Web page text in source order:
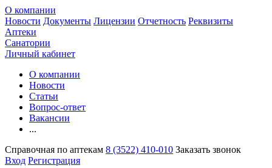
О компании
Новости Документы Лицензии Отчетность Реквизиты
Аптеки
Санатории
Личный кабинет
О компании
Новости
Статьи
Вопрос-ответ
Вакансии
...
Справочная по аптекам 8 (3522) 410-010 Заказать звонок
Вход Регистрация